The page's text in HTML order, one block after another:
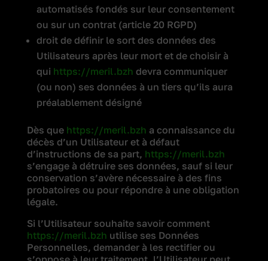
automatisés fondés sur leur consentement
ou sur un contrat (article 20 RGPD)
droit de définir le sort des données des
Utilisateurs après leur mort et de choisir à
qui https://meril.bzh devra communiquer
(ou non) ses données à un tiers qu’ils aura
préalablement désigné
Dès que https://meril.bzh a connaissance du
décès d’un Utilisateur et à défaut
d’instructions de sa part, https://meril.bzh
s’engage à détruire ses données, sauf si leur
conservation s’avère nécessaire à des fins
probatoires ou pour répondre à une obligation
légale.
Si l’Utilisateur souhaite savoir comment
https://meril.bzh utilise ses Données
Personnelles, demander à les rectifier ou